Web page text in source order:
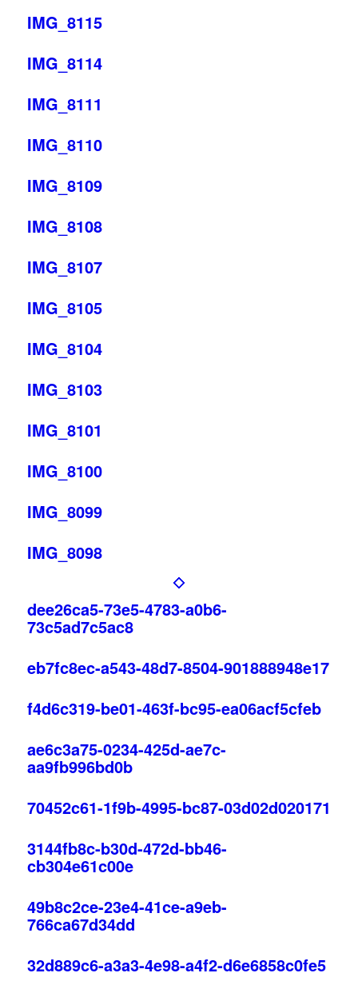
IMG_8115
IMG_8114
IMG_8111
IMG_8110
IMG_8109
IMG_8108
IMG_8107
IMG_8105
IMG_8104
IMG_8103
IMG_8101
IMG_8100
IMG_8099
IMG_8098
dee26ca5-73e5-4783-a0b6-
73c5ad7c5ac8
eb7fc8ec-a543-48d7-8504-901888948e17
f4d6c319-be01-463f-bc95-ea06acf5cfeb
ae6c3a75-0234-425d-ae7c-
aa9fb996bd0b
70452c61-1f9b-4995-bc87-03d02d020171
3144fb8c-b30d-472d-bb46-
cb304e61c00e
49b8c2ce-23e4-41ce-a9eb-
766ca67d34dd
32d889c6-a3a3-4e98-a4f2-d6e6858c0fe5